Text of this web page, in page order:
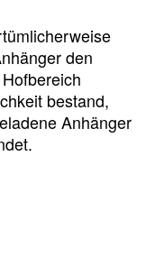
den
bestand,
Anhänger